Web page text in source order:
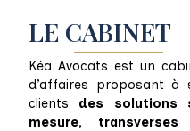
LE CABINET
Kéa Avocats est un
d’affaires proposant à
clients des solutions
mesure,